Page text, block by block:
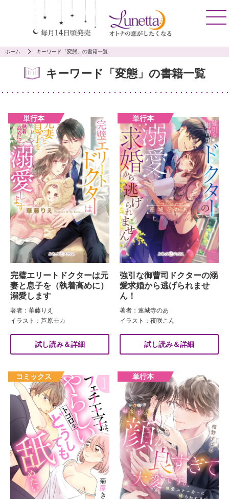
ホーム キーワード「変態」の書籍一覧
キーワード「変態」の書籍一覧
完璧エリートドクターは元
妻と息子を（執着高めに）
溺愛します
著者：華藤りえ
イラスト：芦原モカ
試し読み＆詳細
強引な御曹司ドクターの溺
愛求婚から逃げられませ
ん！
著者：連城寺のあ
イラスト：夜咲こん
試し読み＆詳細